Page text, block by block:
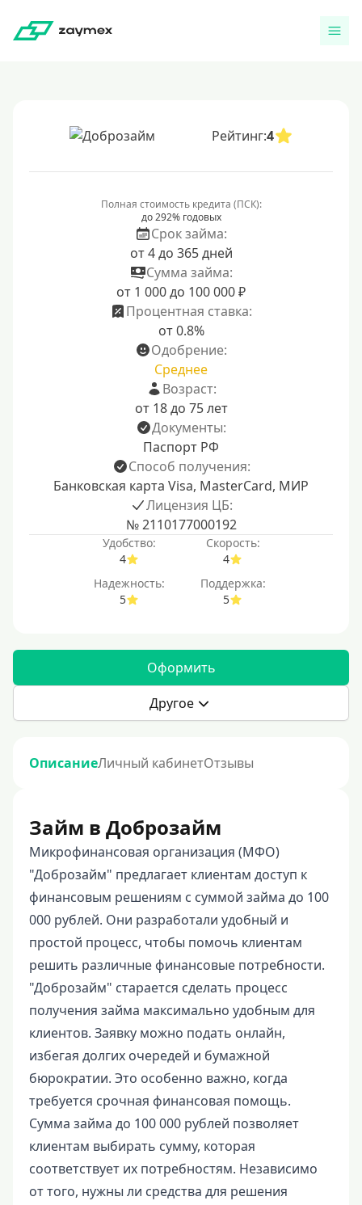
Рейтинг:4
Полная стоимость кредита (ПСК):
до 292% годовых
Срок займа:
от 4 до 365 дней
Сумма займа:
от 1 000 до 100 000 ₽
Процентная ставка:
от 0.8%
Одобрение:
Среднее
Возраст:
от 18 до 75 лет
Документы:
Паспорт РФ
Способ получения:
Банковская карта Visa, MasterCard, МИР
Лицензия ЦБ:
№ 2110177000192
Удобство:
4
Скорость:
4
Надежность:
5
Поддержка:
5
Оформить
Другое
ОписаниеЛичный кабинетОтзывы
Займ в Доброзайм
Микрофинансовая организация (МФО)
"Доброзайм" предлагает клиентам доступ к
финансовым решениям с суммой займа до 100
000 рублей. Они разработали удобный и
простой процесс, чтобы помочь клиентам
решить различные финансовые потребности.
"Доброзайм" старается сделать процесс
получения займа максимально удобным для
клиентов. Заявку можно подать онлайн,
избегая долгих очередей и бумажной
бюрократии. Это особенно важно, когда
требуется срочная финансовая помощь.
Сумма займа до 100 000 рублей позволяет
клиентам выбирать сумму, которая
соответствует их потребностям. Независимо
от того, нужны ли средства для решения